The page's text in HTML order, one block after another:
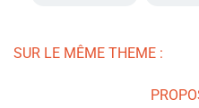
SUR LE MÊME THEME :